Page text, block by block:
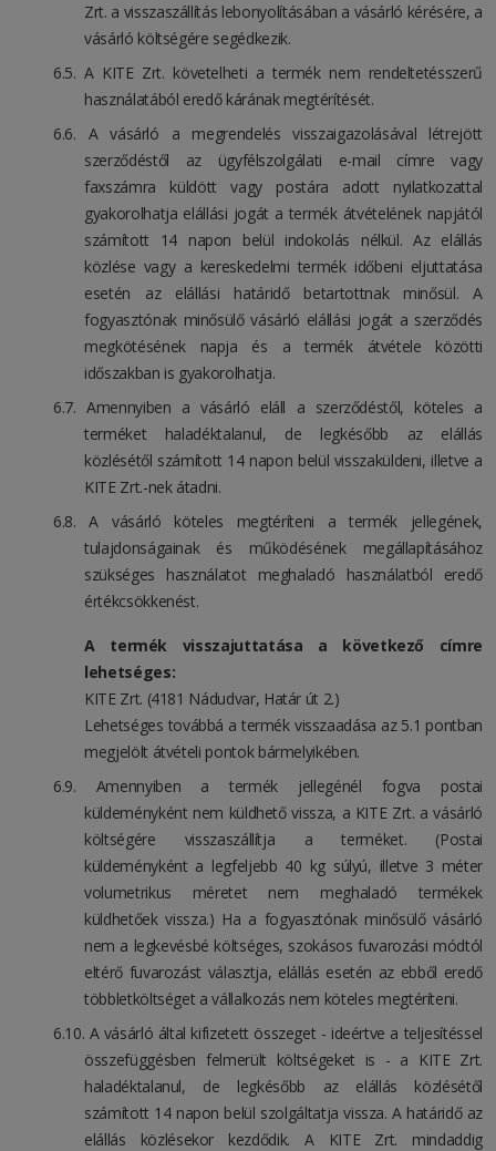
Zrt. a visszaszállítás lebonyolításában a vásárló kérésére, a
vásárló költségére segédkezik.
A KITE Zrt. követelheti a termék nem rendeltetésszerű
használatából eredő kárának megtérítését.
A vásárló a megrendelés visszaigazolásával létrejött
szerződéstől az ügyfélszolgálati e-mail címre vagy
faxszámra küldött vagy postára adott nyilatkozattal
gyakorolhatja elállási jogát a termék átvételének napjától
számított 14 napon belül indokolás nélkül. Az elállás
közlése vagy a kereskedelmi termék időbeni eljuttatása
esetén az elállási határidő betartottnak minősül. A
fogyasztónak minősülő vásárló elállási jogát a szerződés
megkötésének napja és a termék átvétele közötti
időszakban is gyakorolhatja.
Amennyiben a vásárló eláll a szerződéstől, köteles a
terméket haladéktalanul, de legkésőbb az elállás
közlésétől számított 14 napon belül visszaküldeni, illetve a
KITE Zrt.-nek átadni.
A vásárló köteles megtéríteni a termék jellegének,
tulajdonságainak és működésének megállapításához
szükséges használatot meghaladó használatból eredő
értékcsökkenést.
A termék visszajuttatása a következő címre
lehetséges:
KITE Zrt. (4181 Nádudvar, Határ út 2.)
Lehetséges továbbá a termék visszaadása az 5.1 pontban
megjelölt átvételi pontok bármelyikében.
Amennyiben a termék jellegénél fogva postai
küldeményként nem küldhető vissza, a KITE Zrt. a vásárló
költségére visszaszállítja a terméket. (Postai
küldeményként a legfeljebb 40 kg súlyú, illetve 3 méter
volumetrikus méretet nem meghaladó termékek
küldhetőek vissza.) Ha a fogyasztónak minősülő vásárló
nem a legkevésbé költséges, szokásos fuvarozási módtól
eltérő fuvarozást választja, elállás esetén az ebből eredő
többletköltséget a vállalkozás nem köteles megtéríteni.
A vásárló által kifizetett összeget - ideértve a teljesítéssel
összefüggésben felmerült költségeket is - a KITE Zrt.
haladéktalanul, de legkésőbb az elállás közlésétől
számított 14 napon belül szolgáltatja vissza. A határidő az
elállás közlésekor kezdődik. A KITE Zrt. mindaddig